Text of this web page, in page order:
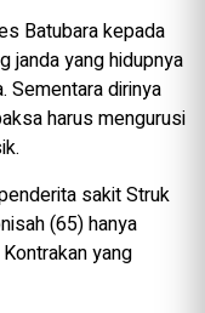
Batubara kepada
janda yang hidupnya
Sementara dirinya
harus mengurusi
sakit Struk
(65) hanya
yang